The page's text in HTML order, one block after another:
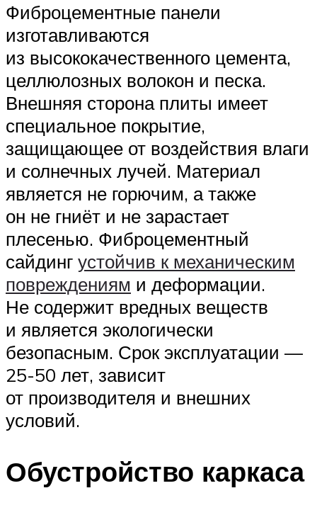
Фиброцементные панели
изготавливаются
из высококачественного цемента,
целлюлозных волокон и песка.
Внешняя сторона плиты имеет
специальное покрытие,
защищающее от воздействия влаги
и солнечных лучей. Материал
является не горючим, а также
он не гниёт и не зарастает
плесенью. Фиброцементный
сайдинг устойчив к механическим
повреждениям и деформации.
Не содержит вредных веществ
и является экологически
безопасным. Срок эксплуатации —
25-50 лет, зависит
от производителя и внешних
условий.
Обустройство каркаса